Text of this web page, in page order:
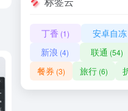
丁香 (1) 安卓自冻
新浪 (4) 联通 (54)
餐券 (3) 旅行 (6)